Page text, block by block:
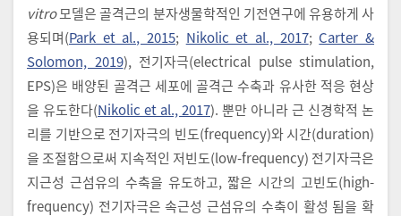
vitro모델은 골격근의 분자생물학적인 기전연구에 유용하게 사
용되며(Park et al., 2015; Nikolic et al., 2017; Carter &
Solomon, 2019), 전기자극(electrical pulse stimulation,
EPS)은 배양된 골격근 세포에 골격근 수축과 유사한 적응 현상
을 유도한다(Nikolic et al., 2017). 뿐만 아니라 근 신경학적 논
리를 기반으로 전기자극의 빈도(frequency)와 시간(duration)
을 조절함으로써 지속적인 저빈도(low-frequency) 전기자극은
지근성 근섬유의 수축을 유도하고, 짧은 시간의 고빈도(high-
frequency) 전기자극은 속근성 근섬유의 수축이 활성 됨을 확